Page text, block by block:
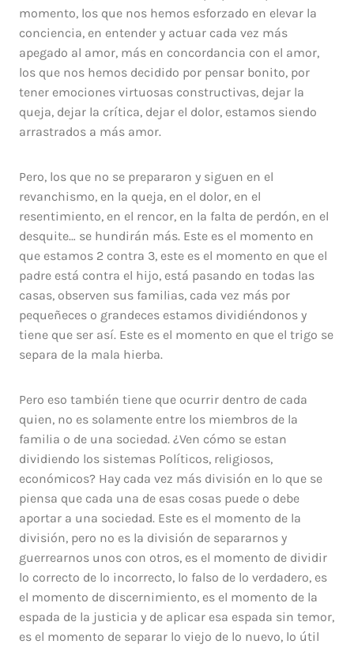
momento, los que nos hemos esforzado en elevar la
conciencia, en entender y actuar cada vez más
apegado al amor, más en concordancia con el amor,
los que nos hemos decidido por pensar bonito, por
tener emociones virtuosas constructivas, dejar la
queja, dejar la crítica, dejar el dolor, estamos siendo
arrastrados a más amor.
Pero, los que no se prepararon y siguen en el
revanchismo, en la queja, en el dolor, en el
resentimiento, en el rencor, en la falta de perdón, en el
desquite… se hundirán más. Este es el momento en
que estamos 2 contra 3, este es el momento en que el
padre está contra el hijo, está pasando en todas las
casas, observen sus familias, cada vez más por
pequeñeces o grandeces estamos dividiéndonos y
tiene que ser así. Este es el momento en que el trigo se
separa de la mala hierba.
Pero eso también tiene que ocurrir dentro de cada
quien, no es solamente entre los miembros de la
familia o de una sociedad. ¿Ven cómo se estan
dividiendo los sistemas Políticos, religiosos,
económicos? Hay cada vez más división en lo que se
piensa que cada una de esas cosas puede o debe
aportar a una sociedad. Este es el momento de la
división, pero no es la división de separarnos y
guerrearnos unos con otros, es el momento de dividir
lo correcto de lo incorrecto, lo falso de lo verdadero, es
el momento de discernimiento, es el momento de la
espada de la justicia y de aplicar esa espada sin temor,
es el momento de separar lo viejo de lo nuevo, lo útil